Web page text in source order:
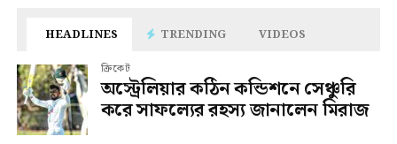
HEADLINES TRENDING VIDEOS
ক্রিকেট
অস্ট্রেলিয়ার কঠিন কন্ডিশনে সেঞ্চুরি
করে সাফল্যের রহস্য জানালেন মিরাজ